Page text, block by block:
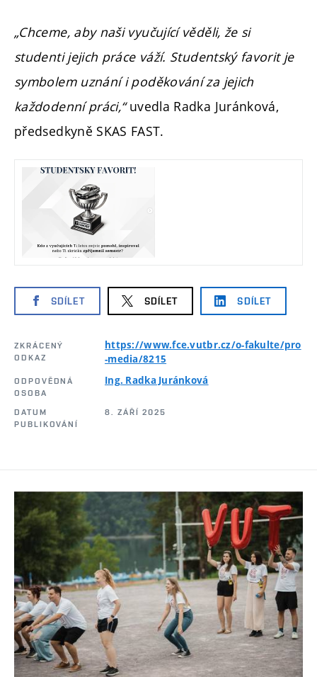
„Chceme, aby naši vyučující věděli, že si
studenti jejich práce váží. Studentský favorit je
symbolem uznání i poděkování za jejich
každodenní práci,“uvedla Radka Juránková,
předsedkyně SKAS FAST.
SDÍLET SDÍLET SDÍLET
ZKRÁCENÝ
ODKAZ
https://www.fce.vutbr.cz/o-fakulte/pro
-media/8215
ODPOVĚDNÁ
OSOBA
Ing. Radka Juránková
DATUM
PUBLIKOVÁNÍ
8. ZÁŘÍ 2025